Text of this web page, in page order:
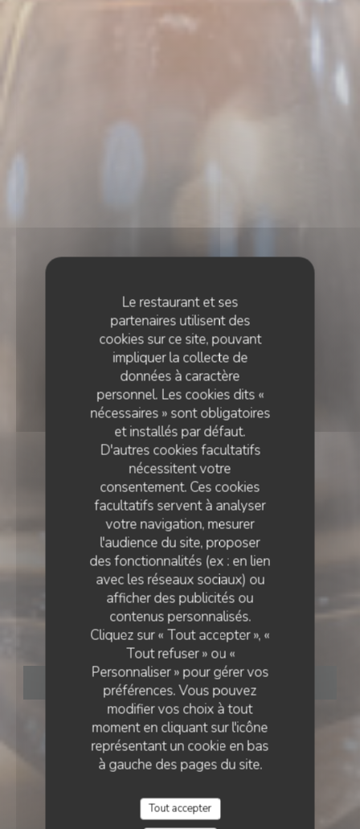
Le restaurant et ses
partenaires utilisent des
cookies sur ce site, pouvant
impliquer la collecte de
données à caractère
personnel. Les cookies dits «
nécessaires » sont obligatoires
et installés par défaut.
D'autres cookies facultatifs
nécessitent votre
consentement. Ces cookies
facultatifs servent à analyser
votre navigation, mesurer
l'audience du site, proposer
des fonctionnalités (ex : en lien
avec les réseaux sociaux) ou
afficher des publicités ou
contenus personnalisés.
Cliquez sur « Tout accepter », «
Tout refuser » ou «
Personnaliser » pour gérer vos
préférences. Vous pouvez
modifier vos choix à tout
moment en cliquant sur l'icône
représentant un cookie en bas
à gauche des pages du site.
Tout accepter
BISTROT TOURS
LE CHIEN FOU
RÉSERVER
LE CHIEN FOU